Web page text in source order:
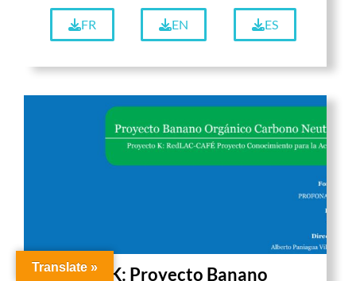
FR EN ES
Project K: Proyecto Banano
Translate »